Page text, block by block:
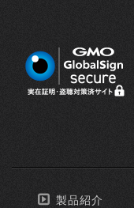
製品紹介